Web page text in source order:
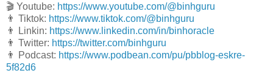
🎬 Youtube: https://www.youtube.com/@binhguru
👨 Tiktok: https://www.tiktok.com/@binhguru
👨 Linkin: https://www.linkedin.com/in/binhoracle
👨 Twitter: https://twitter.com/binhguru
👨 Podcast: https://www.podbean.com/pu/pbblog-eskre-
5f82d6